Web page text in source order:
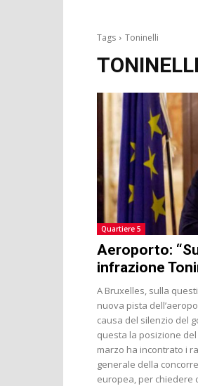
Tags Toninelli
TONINELLI
Quartiere 5
Aeroporto:
infrazione
A Bruxelles, sulla
nuova pista
causa del silenzio del
questa la posizione
marzo ha incontrato i
generale della
europea, per chiedere